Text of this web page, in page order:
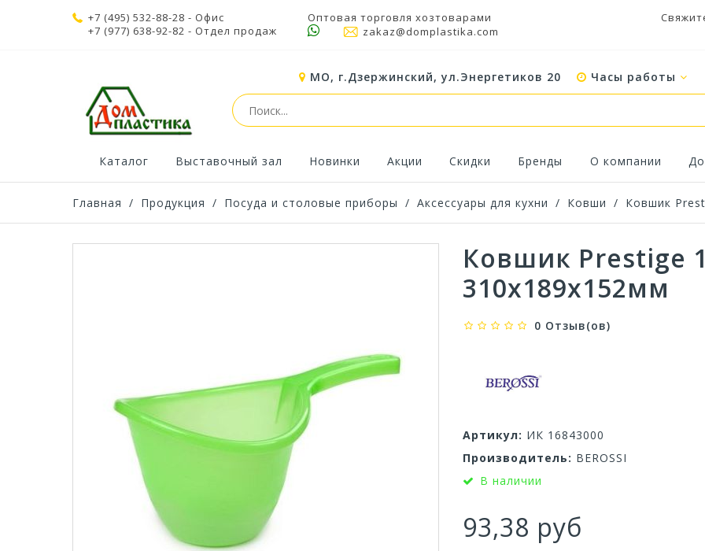
+7 (495) 532-88-28 - Офис
+7 (977) 638-92-82 - Отдел продаж
Оптовая торговля хозтоварами
zakaz@domplastika.com
МО, г.Дзержинский, ул.Энергетиков 20 Часы работы
Каталог Выставочный зал Новинки Акции Скидки Бренды О компании
Главная / Продукция / Посуда и столовые приборы / Аксессуары для кухни / Ковши / Ковшик
Ковшик Prestige
310х189х152мм
0 Отзыв(ов)
Артикул: ИК 16843000
Производитель: BEROSSI
В наличии
93,38 руб